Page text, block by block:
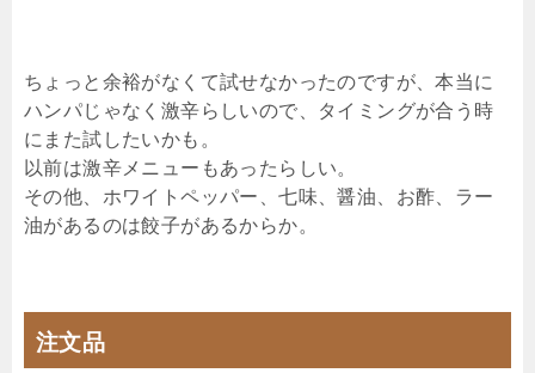
ちょっと余裕がなくて試せなかったのですが、本当に
ハンパじゃなく激辛らしいので、タイミングが合う時
にまた試したいかも。
以前は激辛メニューもあったらしい。
その他、ホワイトペッパー、七味、醤油、お酢、ラー
油があるのは餃子があるからか。
注文品